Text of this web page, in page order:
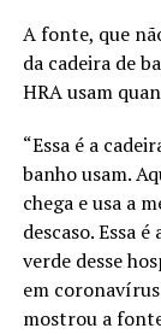
A fonte, que
da cadeira de
HRA usam
“Essa é a
banho usam.
chega e usa a
descaso. Essa
verde desse
em coronavírus
mostrou a